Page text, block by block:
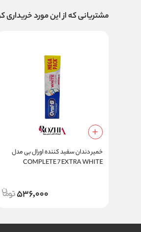
مشتریانی که از این مورد خریداری
خمیر دندان سفید کننده اورال بی مدل
COMPLETE 7 EXTRA WHITE
536,000